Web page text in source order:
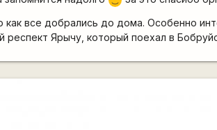
как все добрались до дома. Особенно
респект Ярычу, который поехал в